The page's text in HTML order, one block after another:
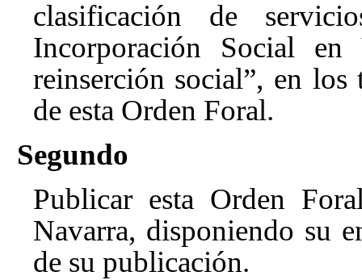
clasificación de
Incorporación Social
reinserción social”, en
de esta Orden Foral.
Segundo
Publicar esta Orden
Navarra, disponiendo su
de su publicación.